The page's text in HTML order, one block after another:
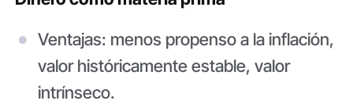
Ventajas: menos propenso a la inflación,
valor históricamente estable, valor
intrínseco.